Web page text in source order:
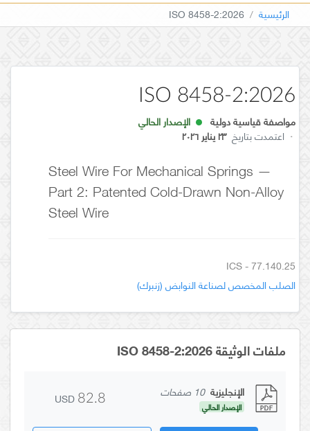
الرئيسية ISO 8458-2:2026
ISO 8458-2:2026
مواصفة قياسية دولية
الإصدار الحالي
· اعتمدت بتاريخ ٢٣ يناير ٢٠٢٦
Steel Wire For Mechanical Springs —
Part 2: Patented Cold-Drawn Non-Alloy
Steel Wire
ICS - 77.140.25
الصلب المخصص لصناعة النوابض (زنبرك)
ملفات الوثيقة ISO 8458-2:2026
الإنجليزية 10 صفحات
الإصدار الحالي USD 82.8